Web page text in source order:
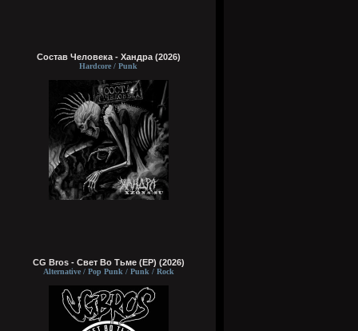
Состав Человека - Хандра (2026)
Hardcore / Punk
CG Bros - Свет Во Тьме (EP) (2026)
Alternative / Pop Punk / Punk / Rock